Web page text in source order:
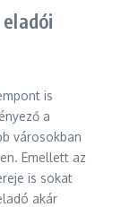
is
a
városokban
Emellett az
is sokat
akár